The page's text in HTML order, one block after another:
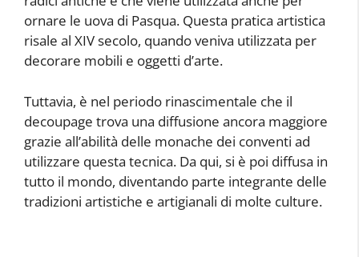
ornare le uova di Pasqua. Questa pratica artistica
risale al XIV secolo, quando veniva utilizzata per
decorare mobili e oggetti d’arte.
Tuttavia, è nel periodo rinascimentale che il
decoupage trova una diffusione ancora maggiore
grazie all’abilità delle monache dei conventi ad
utilizzare questa tecnica. Da qui, si è poi diffusa in
tutto il mondo, diventando parte integrante delle
tradizioni artistiche e artigianali di molte culture.